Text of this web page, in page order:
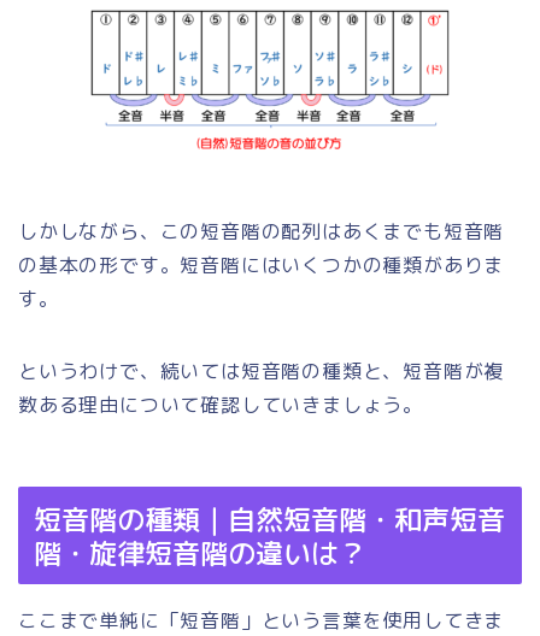
しかしながら、この短音階の配列はあくまでも短音階
の基本の形です。短音階にはいくつかの種類がありま
す。
というわけで、続いては短音階の種類と、短音階が複
数ある理由について確認していきましょう。
短音階の種類｜自然短音階・和声短音
階・旋律短音階の違いは？
ここまで単純に「短音階」という言葉を使用してきま